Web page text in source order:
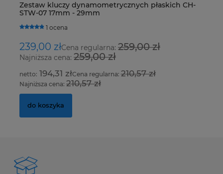
Zestaw kluczy dynamometrycznych płaskich CH-
STW-07 17mm - 29mm
1 ocena
239,00 złCena regularna: 259,00 zł
Najniższa cena: 259,00 zł
194,31 złCena regularna:210,57 zł
Najniższa cena: 210,57 zł
do koszyka